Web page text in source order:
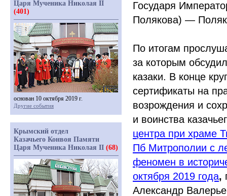
Государя
Полякова) —
По итогам
за которым
казаки. В конце
сертификаты на
возрождения и
и воинства
центра при храме
Пб Митрополии с
феномен в
октября 2019 года,
Александр
Царя Мученика Николая II
(401)
основан 10 октября 2019 г.
Другие события
Крымский отдел
Казачьего Конвоя Памяти
Царя Мученика Николая II (68)